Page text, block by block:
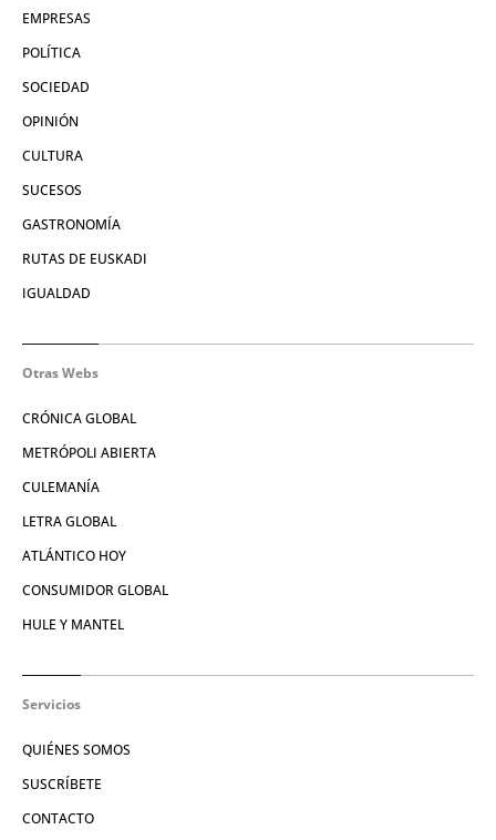
EMPRESAS
POLÍTICA
SOCIEDAD
OPINIÓN
CULTURA
SUCESOS
GASTRONOMÍA
RUTAS DE EUSKADI
IGUALDAD
Otras Webs
CRÓNICA GLOBAL
METRÓPOLI ABIERTA
CULEMANÍA
LETRA GLOBAL
ATLÁNTICO HOY
CONSUMIDOR GLOBAL
HULE Y MANTEL
Servicios
QUIÉNES SOMOS
SUSCRÍBETE
CONTACTO